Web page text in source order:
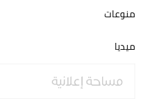
منوعات
ميديا